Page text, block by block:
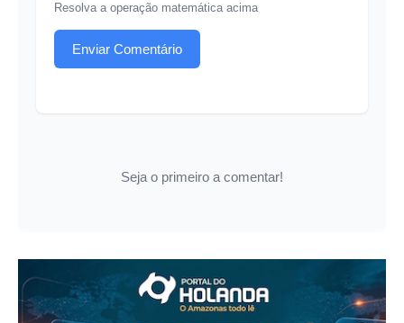
Resolva a operação matemática acima
Enviar Comentário
Seja o primeiro a comentar!